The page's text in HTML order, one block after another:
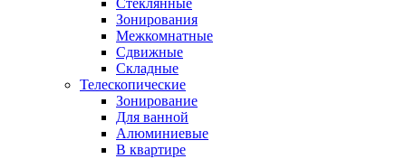
Стеклянные
Зонирования
Межкомнатные
Сдвижные
Складные
Телескопические
Зонирование
Для ванной
Алюминиевые
В квартире